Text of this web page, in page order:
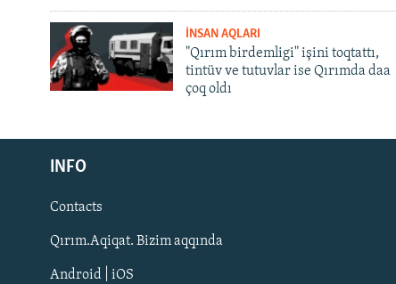
Русский
Українською
QOŞULIÑIZ!
İNSAN AQLARI
"Qırım birdemligi" işini toqtattı,
tintüv ve tutuvlar ise Qırımda daa
çoq oldı
INFO
Contacts
Qırım.Aqiqat. Bizim aqqında
Android | iOS